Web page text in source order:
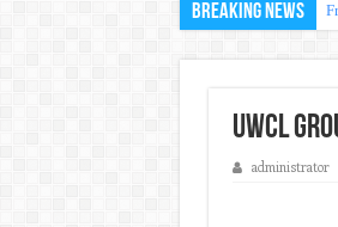
Breaking News
UWCL
administrator